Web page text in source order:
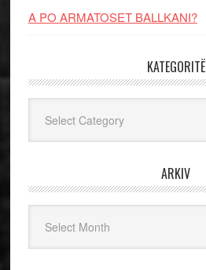
A PO ARMATOSET BALLKANI?
KATEGORITË
ARKIV